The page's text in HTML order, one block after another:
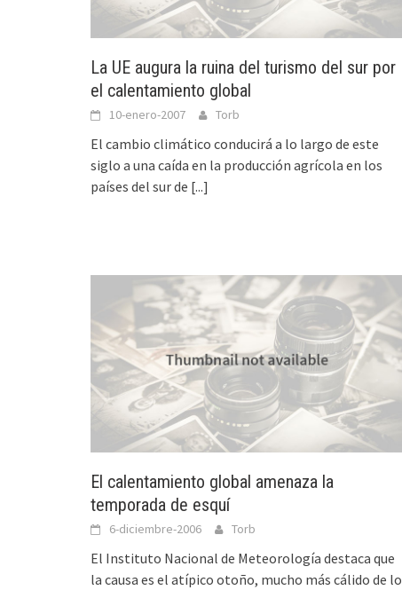
La UE augura la ruina del turismo del sur por
el calentamiento global
10-enero-2007 Torb
El cambio climático conducirá a lo largo de este
siglo a una caída en la producción agrícola en los
países del sur de [...]
El calentamiento global amenaza la
temporada de esquí
6-diciembre-2006 Torb
El Instituto Nacional de Meteorología destaca que
la causa es el atípico otoño, mucho más cálido de lo